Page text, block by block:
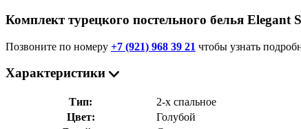
Комплект турецкого постельного белья Elegant
Позвоните по номеру +7 (921) 968 39 21 чтобы узнать
Характеристики
Тип:
2-х спальное
Цвет:
Голубой